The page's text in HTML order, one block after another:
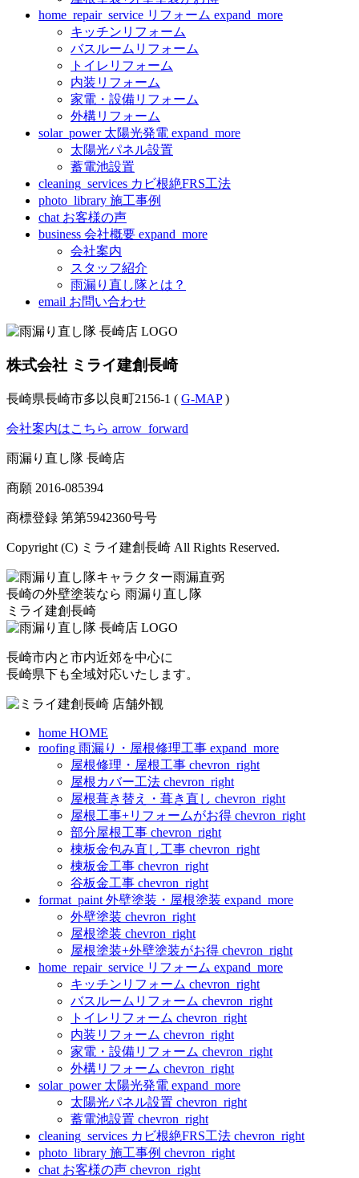
home_repair_service リフォーム expand_more
キッチンリフォーム
バスルームリフォーム
トイレリフォーム
内装リフォーム
家電・設備リフォーム
外構リフォーム
solar_power 太陽光発電 expand_more
太陽光パネル設置
蓄電池設置
cleaning_services カビ根絶FRS工法
photo_library 施工事例
chat お客様の声
business 会社概要 expand_more
会社案内
スタッフ紹介
雨漏り直し隊とは？
email お問い合わせ
株式会社 ミライ建創長崎
長崎県長崎市多以良町2156-1 ( G-MAP)
会社案内はこちら arrow_forward
雨漏り直し隊 長崎店
商願 2016-085394
商標登録 第第5942360号号
Copyright (C) ミライ建創長崎 All Rights Reserved.
長崎の外壁塗装なら 雨漏り直し隊
ミライ建創長崎
長崎市内と市内近郊を中心に
長崎県下も全域対応いたします。
home HOME
roofing 雨漏り・屋根修理工事 expand_more
屋根修理・屋根工事 chevron_right
屋根カバー工法 chevron_right
屋根葺き替え・葺き直し chevron_right
屋根工事+リフォームがお得 chevron_right
部分屋根工事 chevron_right
棟板金包み直し工事 chevron_right
棟板金工事 chevron_right
谷板金工事 chevron_right
format_paint 外壁塗装・屋根塗装 expand_more
外壁塗装 chevron_right
屋根塗装 chevron_right
屋根塗装+外壁塗装がお得 chevron_right
home_repair_service リフォーム expand_more
キッチンリフォーム chevron_right
バスルームリフォーム chevron_right
トイレリフォーム chevron_right
内装リフォーム chevron_right
家電・設備リフォーム chevron_right
外構リフォーム chevron_right
solar_power 太陽光発電 expand_more
太陽光パネル設置 chevron_right
蓄電池設置 chevron_right
cleaning_services カビ根絶FRS工法 chevron_right
photo_library 施工事例 chevron_right
chat お客様の声 chevron_right